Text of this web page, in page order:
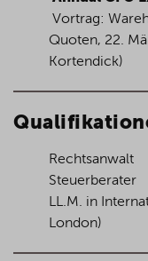
Vortrag:
Quoten, 22.
Kortendick)
Rechtsanwalt
Steuerberater
LL.M. in
London)